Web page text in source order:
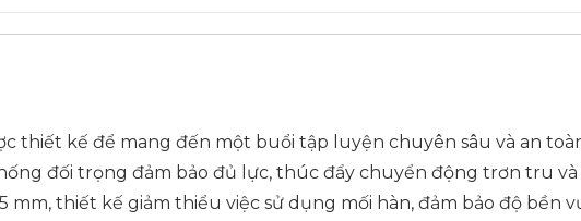
thiết kế để mang đến một buổi tập luyện chuyên sâu và an
đối trọng đảm bảo đủ lực, thúc đẩy chuyển động trơn tru và
mm, thiết kế giảm thiểu việc sử dụng mối hàn, đảm bảo độ bền